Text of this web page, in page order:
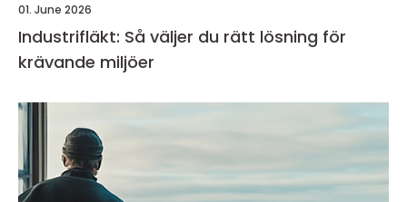
01. June 2026
Industrifläkt: Så väljer du rätt lösning för
krävande miljöer